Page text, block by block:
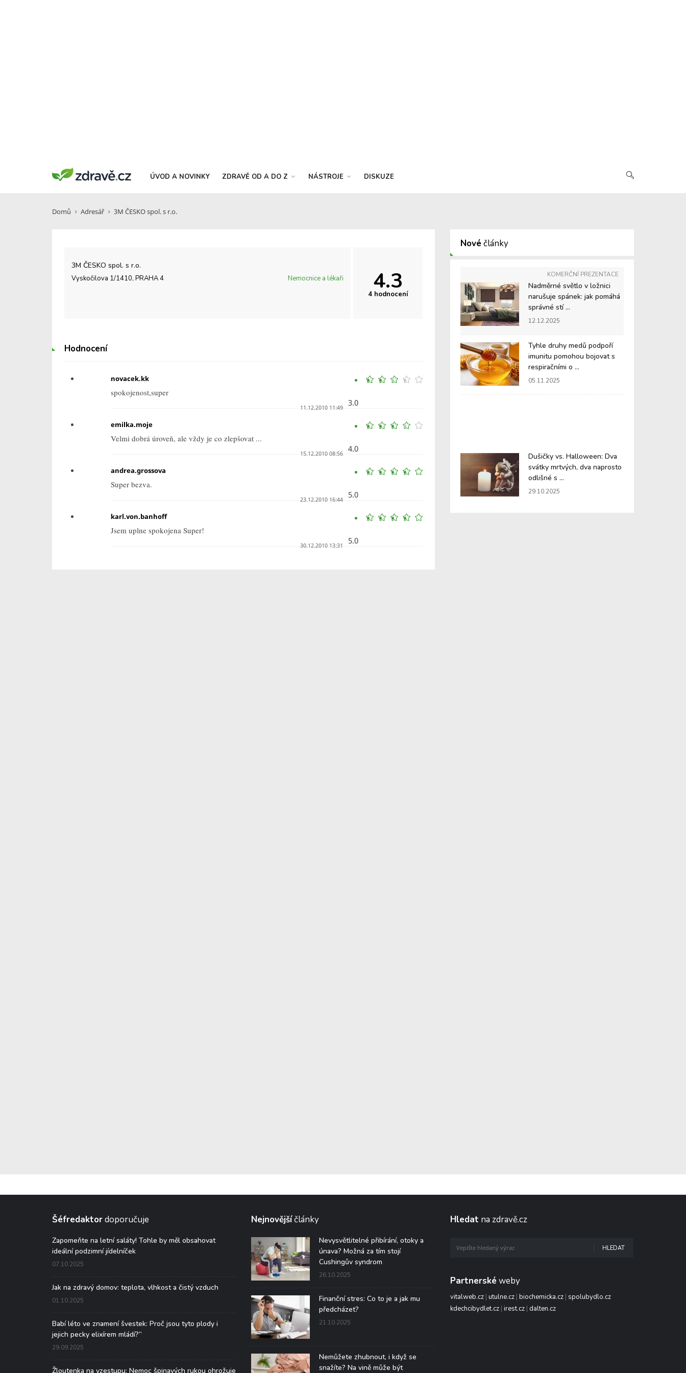
ÚVOD A NOVINKY ZDRAVĚ OD A DO Z NÁSTROJE DISKUZE
Domů Adresář 3M ČESKO spol. s r.o.
3M ČESKO spol. s r.o.
Vyskočilova 1/1410, PRAHA 4 Nemocnice a lékaři 4.3
4 hodnocení
Hodnocení
3.0
novacek.kk
spokojenost,super
11.12.2010 11:49
4.0
emilka.moje
Velmi dobrá úroveň, ale vždy je co zlepšovat ...
15.12.2010 08:56
5.0
andrea.grossova
Super bezva.
23.12.2010 16:44
5.0
karl.von.banhoff
Jsem uplne spokojena Super!
30.12.2010 13:31
Nové články
KOMERČNÍ PREZENTACE
Nadměrné světlo v ložnici
narušuje spánek: jak pomáhá
správné stí ...
12.12.2025
Tyhle druhy medů podpoří
imunitu pomohou bojovat s
respiračními o ...
05.11.2025
Dušičky vs. Halloween: Dva
svátky mrtvých, dva naprosto
odlišné s ...
29.10.2025
Šéfredaktordoporučuje
Zapomeňte na letní saláty! Tohle by měl obsahovat
ideální podzimní jídelníček
07.10.2025
Jak na zdravý domov: teplota, vlhkost a čistý vzduch
01.10.2025
Babí léto ve znamení švestek: Proč jsou tyto plody i
jejich pecky elixírem mládí?“
29.09.2025
Žloutenka na vzestupu: Nemoc špinavých rukou ohrožuje
Nejnovějšíčlánky
Nevysvětlitelné přibírání, otoky a
únava? Možná za tím stojí
Cushingův syndrom
26.10.2025
Finanční stres: Co to je a jak mu
předcházet?
21.10.2025
Nemůžete zhubnout, i když se
snažíte? Na vině může být
Hledat na zdravě.cz
HLEDAT
Partnerské weby
vitalweb.cz| utulne.cz| biochemicka.cz| spolubydlo.cz
kdechcibydlet.cz| irest.cz| dalten.cz